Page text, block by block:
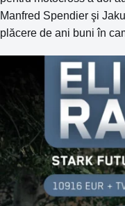
Manfred Spendier şi
plăcere de ani buni în